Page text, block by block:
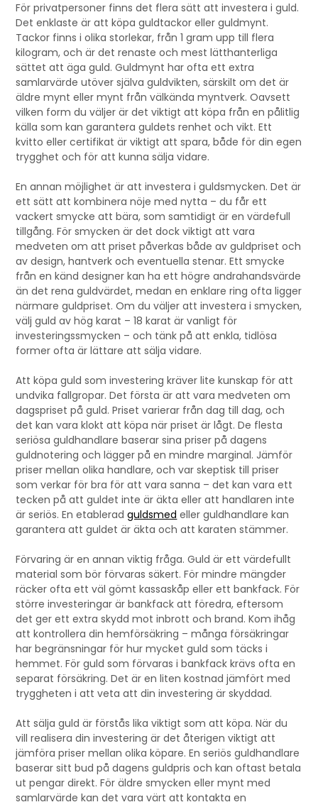
För privatpersoner finns det flera sätt att investera i guld.
Det enklaste är att köpa guldtackor eller guldmynt.
Tackor finns i olika storlekar, från 1 gram upp till flera
kilogram, och är det renaste och mest lätthanterliga
sättet att äga guld. Guldmynt har ofta ett extra
samlarvärde utöver själva guldvikten, särskilt om det är
äldre mynt eller mynt från välkända myntverk. Oavsett
vilken form du väljer är det viktigt att köpa från en pålitlig
källa som kan garantera guldets renhet och vikt. Ett
kvitto eller certifikat är viktigt att spara, både för din egen
trygghet och för att kunna sälja vidare.
En annan möjlighet är att investera i guldsmycken. Det är
ett sätt att kombinera nöje med nytta – du får ett
vackert smycke att bära, som samtidigt är en värdefull
tillgång. För smycken är det dock viktigt att vara
medveten om att priset påverkas både av guldpriset och
av design, hantverk och eventuella stenar. Ett smycke
från en känd designer kan ha ett högre andrahandsvärde
än det rena guldvärdet, medan en enklare ring ofta ligger
närmare guldpriset. Om du väljer att investera i smycken,
välj guld av hög karat – 18 karat är vanligt för
investeringssmycken – och tänk på att enkla, tidlösa
former ofta är lättare att sälja vidare.
Att köpa guld som investering kräver lite kunskap för att
undvika fallgropar. Det första är att vara medveten om
dagspriset på guld. Priset varierar från dag till dag, och
det kan vara klokt att köpa när priset är lågt. De flesta
seriösa guldhandlare baserar sina priser på dagens
guldnotering och lägger på en mindre marginal. Jämför
priser mellan olika handlare, och var skeptisk till priser
som verkar för bra för att vara sanna – det kan vara ett
tecken på att guldet inte är äkta eller att handlaren inte
är seriös. En etableradguldsmed eller guldhandlare kan
garantera att guldet är äkta och att karaten stämmer.
Förvaring är en annan viktig fråga. Guld är ett värdefullt
material som bör förvaras säkert. För mindre mängder
räcker ofta ett väl gömt kassaskåp eller ett bankfack. För
större investeringar är bankfack att föredra, eftersom
det ger ett extra skydd mot inbrott och brand. Kom ihåg
att kontrollera din hemförsäkring – många försäkringar
har begränsningar för hur mycket guld som täcks i
hemmet. För guld som förvaras i bankfack krävs ofta en
separat försäkring. Det är en liten kostnad jämfört med
tryggheten i att veta att din investering är skyddad.
Att sälja guld är förstås lika viktigt som att köpa. När du
vill realisera din investering är det återigen viktigt att
jämföra priser mellan olika köpare. En seriös guldhandlare
baserar sitt bud på dagens guldpris och kan oftast betala
ut pengar direkt. För äldre smycken eller mynt med
samlarvärde kan det vara värt att kontakta en